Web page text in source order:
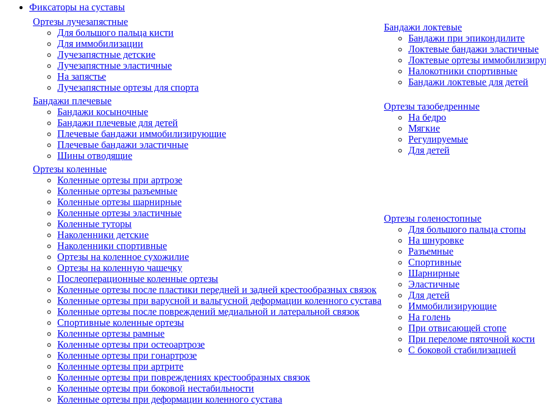
Фиксаторы на суставы
Ортезы лучезапястные
Для большого пальца кисти
Для иммобилизации
Лучезапястные детские
Лучезапястные эластичные
На запястье
Лучезапястные ортезы для спорта
Бандажи локтевые
Бандажи при эпикондилите
Локтевые бандажи эластичные
Локтевые ортезы
Налокотники спортивные
Бандажи локтевые для детей
Бандажи плечевые
Бандажи косыночные
Бандажи плечевые для детей
Плечевые бандажи иммобилизирующие
Плечевые бандажи эластичные
Шины отводящие
Ортезы тазобедренные
На бедро
Мягкие
Регулируемые
Для детей
Ортезы коленные
Коленные ортезы при артрозе
Коленные ортезы разъемные
Коленные ортезы шарнирные
Коленные ортезы эластичные
Коленные туторы
Наколенники детские
Наколенники спортивные
Ортезы на коленное сухожилие
Ортезы на коленную чашечку
Послеоперационные коленные ортезы
Коленные ортезы после пластики передней и задней крестообразных связок
Коленные ортезы при варусной и вальгусной деформации коленного сустава
Коленные ортезы после повреждений медиальной и латеральной связок
Спортивные коленные ортезы
Коленные ортезы рамные
Коленные ортезы при остеоартрозе
Коленные ортезы при гонартрозе
Коленные ортезы при артрите
Коленные ортезы при повреждениях крестообразных связок
Коленные ортезы при боковой нестабильности
Коленные ортезы при деформации коленного сустава
Ортезы голеностопные
Для большого пальца стопы
На шнуровке
Разъемные
Спортивные
Шарнирные
Эластичные
Для детей
Иммобилизирующие
На голень
При отвисающей стопе
При переломе пяточной кости
С боковой стабилизацией